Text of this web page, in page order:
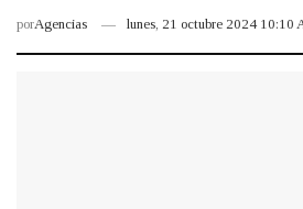
porAgencias lunes, 21 octubre 2024 10:10